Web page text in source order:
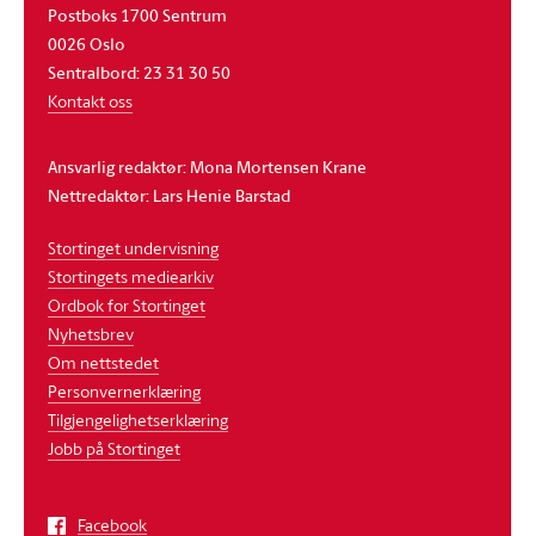
Postboks 1700 Sentrum
0026 Oslo
Sentralbord: 23 31 30 50
Kontakt oss
Ansvarlig redaktør: Mona Mortensen Krane
Nettredaktør: Lars Henie Barstad
Stortinget undervisning
Stortingets mediearkiv
Ordbok for Stortinget
Nyhetsbrev
Om nettstedet
Personvernerklæring
Tilgjengelighetserklæring
Jobb på Stortinget
Facebook